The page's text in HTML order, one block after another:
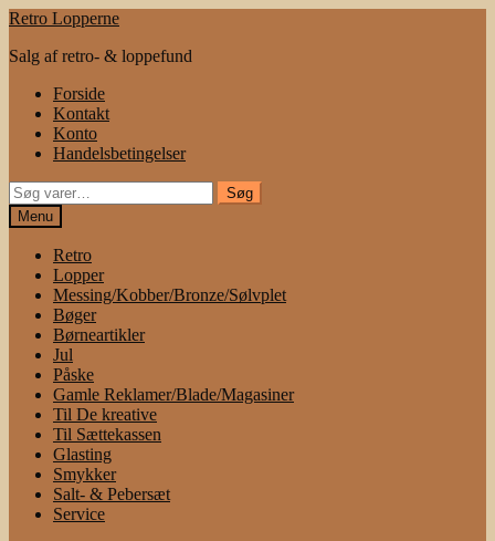
Spring
navigation
Spring
indhold
Retro Lopperne
Salg af retro- & loppefund
Forside
Kontakt
Konto
Handelsbetingelser
Søg
efter:
Søg
Menu
Retro
Lopper
Messing/Kobber/Bronze/Sølvplet
Bøger
Børneartikler
Jul
Påske
Gamle Reklamer/Blade/Magasiner
Til De kreative
Til Sættekassen
Glasting
Smykker
Salt- & Pebersæt
Service